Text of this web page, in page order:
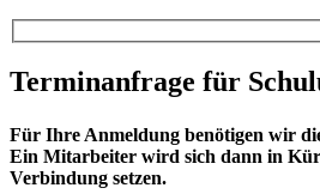
Terminanfrage für
Für Ihre Anmeldung benötigen wir
Ein Mitarbeiter wird sich dann in
Verbindung setzen.